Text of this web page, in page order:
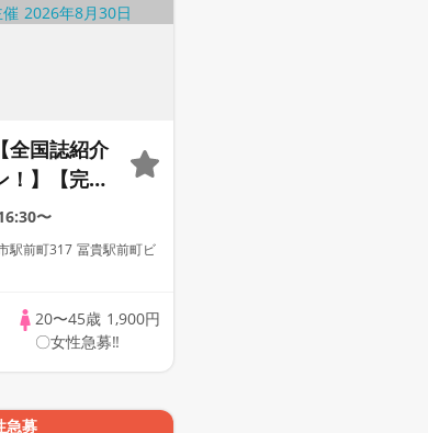
全国誌紹介
！】【完全
加多数】
♪・産地直
ンスタ映
由・席がえ
〜
駅前町317 冨貴駅前町ビ
20〜45歳 1,900円
〇女性急募‼
急募